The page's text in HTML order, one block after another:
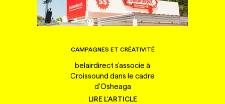
CAMPAGNES ET CRÉATIVITÉ
belairdirect s'associe à
Croissound dans le cadre
d'Osheaga
LIRE L'ARTICLE